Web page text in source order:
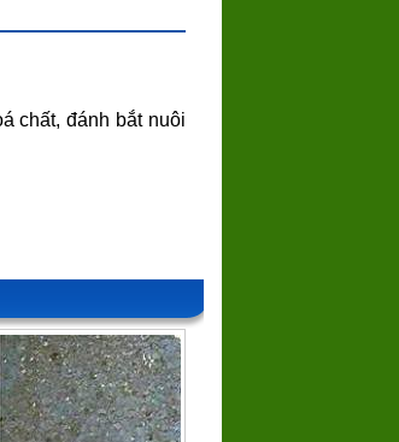
chất, đánh bắt nuôi